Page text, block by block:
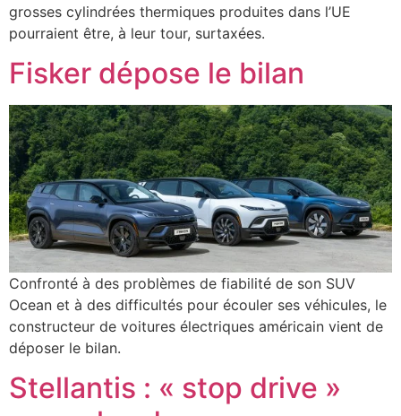
grosses cylindrées thermiques produites dans l’UE
pourraient être, à leur tour, surtaxées.
Fisker dépose le bilan
Confronté à des problèmes de fiabilité de son SUV
Ocean et à des difficultés pour écouler ses véhicules, le
constructeur de voitures électriques américain vient de
déposer le bilan.
Stellantis : « stop drive »